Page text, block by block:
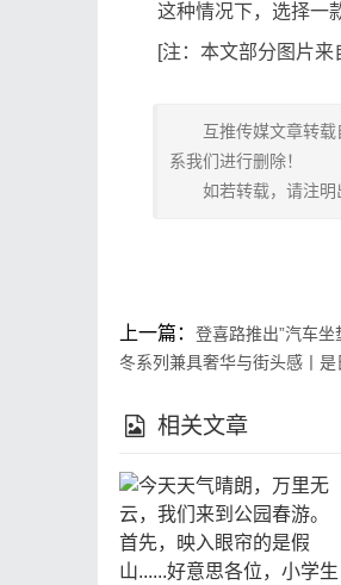
这种情况下，选择一
[注：本文部分图片
互推传媒文章转
系我们进行删除！
如若转载，请注
上一篇： 登喜路推出”汽车坐
冬系列兼具奢华与街头感丨是
相关文章